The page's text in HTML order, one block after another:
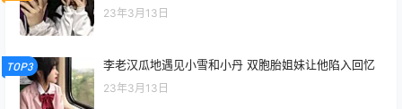
23年3月13日
TOP3 李老汉瓜地遇见小雪和小丹 双胞胎姐妹让他陷入回忆
23年3月13日